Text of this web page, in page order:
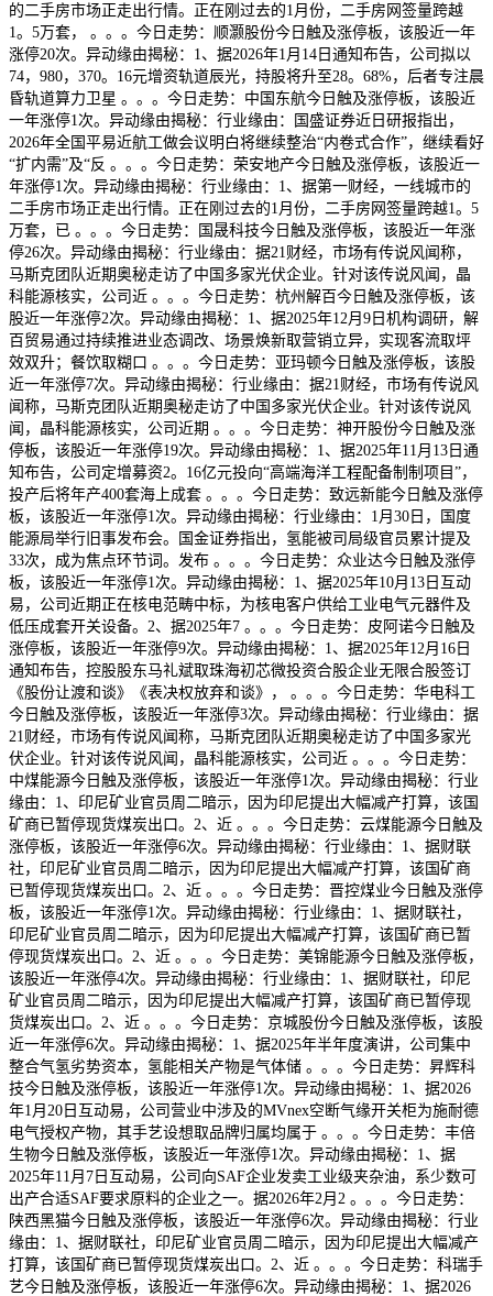
的二手房市场正走出行情。正在刚过去的1月份，二手房网签量跨越
1。5万套， 。。。今日走势：顺灏股份今日触及涨停板，该股近一年
涨停20次。异动缘由揭秘：1、据2026年1月14日通知布告，公司拟以
74，980，370。16元增资轨道辰光，持股将升至28。68%，后者专注晨
昏轨道算力卫星 。。。今日走势：中国东航今日触及涨停板，该股近
一年涨停1次。异动缘由揭秘：行业缘由：国盛证券近日研报指出，
2026年全国平易近航工做会议明白将继续整治“内卷式合作”，继续看好
“扩内需”及“反 。。。今日走势：荣安地产今日触及涨停板，该股近一
年涨停1次。异动缘由揭秘：行业缘由：1、据第一财经，一线城市的
二手房市场正走出行情。正在刚过去的1月份，二手房网签量跨越1。5
万套，已 。。。今日走势：国晟科技今日触及涨停板，该股近一年涨
停26次。异动缘由揭秘：行业缘由：据21财经，市场有传说风闻称，
马斯克团队近期奥秘走访了中国多家光伏企业。针对该传说风闻，晶
科能源核实，公司近 。。。今日走势：杭州解百今日触及涨停板，该
股近一年涨停2次。异动缘由揭秘：1、据2025年12月9日机构调研，解
百贸易通过持续推进业态调改、场景焕新取营销立异，实现客流取坪
效双升；餐饮取糊口 。。。今日走势：亚玛顿今日触及涨停板，该股
近一年涨停7次。异动缘由揭秘：行业缘由：据21财经，市场有传说风
闻称，马斯克团队近期奥秘走访了中国多家光伏企业。针对该传说风
闻，晶科能源核实，公司近期 。。。今日走势：神开股份今日触及涨
停板，该股近一年涨停19次。异动缘由揭秘：1、据2025年11月13日通
知布告，公司定增募资2。16亿元投向“高端海洋工程配备制制项目”，
投产后将年产400套海上成套 。。。今日走势：致远新能今日触及涨停
板，该股近一年涨停1次。异动缘由揭秘：行业缘由：1月30日，国度
能源局举行旧事发布会。国金证券指出，氢能被司局级官员累计提及
33次，成为焦点环节词。发布 。。。今日走势：众业达今日触及涨停
板，该股近一年涨停1次。异动缘由揭秘：1、据2025年10月13日互动
易，公司近期正在核电范畴中标，为核电客户供给工业电气元器件及
低压成套开关设备。2、据2025年7 。。。今日走势：皮阿诺今日触及
涨停板，该股近一年涨停9次。异动缘由揭秘：1、据2025年12月16日
通知布告，控股股东马礼斌取珠海初芯微投资合股企业无限合股签订
《股份让渡和谈》《表决权放弃和谈》， 。。。今日走势：华电科工
今日触及涨停板，该股近一年涨停3次。异动缘由揭秘：行业缘由：据
21财经，市场有传说风闻称，马斯克团队近期奥秘走访了中国多家光
伏企业。针对该传说风闻，晶科能源核实，公司近 。。。今日走势：
中煤能源今日触及涨停板，该股近一年涨停1次。异动缘由揭秘：行业
缘由：1、印尼矿业官员周二暗示，因为印尼提出大幅减产打算，该国
矿商已暂停现货煤炭出口。2、近 。。。今日走势：云煤能源今日触及
涨停板，该股近一年涨停6次。异动缘由揭秘：行业缘由：1、据财联
社，印尼矿业官员周二暗示，因为印尼提出大幅减产打算，该国矿商
已暂停现货煤炭出口。2、近 。。。今日走势：晋控煤业今日触及涨停
板，该股近一年涨停1次。异动缘由揭秘：行业缘由：1、据财联社，
印尼矿业官员周二暗示，因为印尼提出大幅减产打算，该国矿商已暂
停现货煤炭出口。2、近 。。。今日走势：美锦能源今日触及涨停板，
该股近一年涨停4次。异动缘由揭秘：行业缘由：1、据财联社，印尼
矿业官员周二暗示，因为印尼提出大幅减产打算，该国矿商已暂停现
货煤炭出口。2、近 。。。今日走势：京城股份今日触及涨停板，该股
近一年涨停6次。异动缘由揭秘：1、据2025年半年度演讲，公司集中
整合气氢劣势资本，氢能相关产物是气体储 。。。今日走势：昇辉科
技今日触及涨停板，该股近一年涨停1次。异动缘由揭秘：1、据2026
年1月20日互动易，公司营业中涉及的MVnex空断气缘开关柜为施耐德
电气授权产物，其手艺设想取品牌归属均属于 。。。今日走势：丰倍
生物今日触及涨停板，该股近一年涨停1次。异动缘由揭秘：1、据
2025年11月7日互动易，公司向SAF企业发卖工业级夹杂油，系少数可
出产合适SAF要求原料的企业之一。据2026年2月2 。。。今日走势：
陕西黑猫今日触及涨停板，该股近一年涨停6次。异动缘由揭秘：行业
缘由：1、据财联社，印尼矿业官员周二暗示，因为印尼提出大幅减产
打算，该国矿商已暂停现货煤炭出口。2、近 。。。今日走势：科瑞手
艺今日触及涨停板，该股近一年涨停6次。异动缘由揭秘：1、据2026